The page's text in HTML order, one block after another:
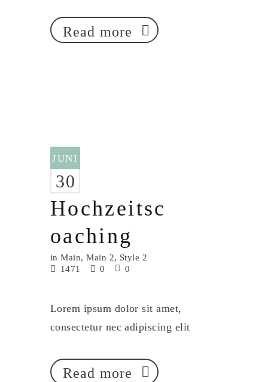
Read more
JUNI
30
Hochzeitsc
oaching
inMain,Main 2, Style 2
1471
0 0
Lorem ipsum dolor sit amet,
consectetur nec adipiscing elit
Read more